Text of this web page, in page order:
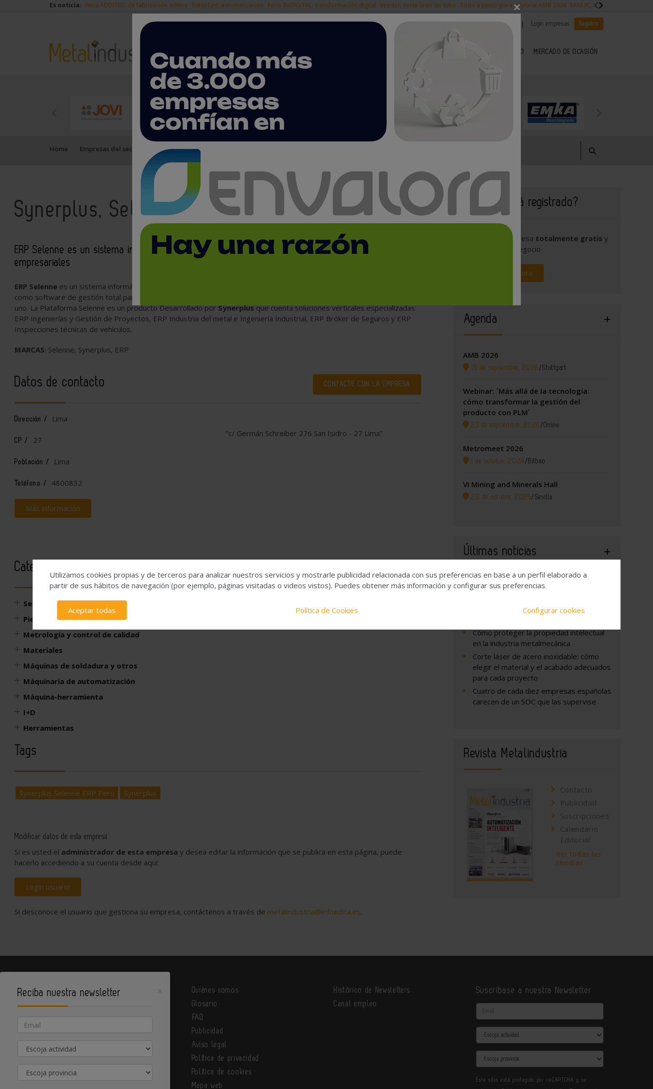
Es noticia: Feria ADDITED, de fabricación aditiva Sisteplant, automatización Feria BeDIGITAL: transformación digital Veedor, corte láser de tubo Todo a punto para celebrar AMB 2026 FANUC, colaboración con
| Es noticia | CANAL EMPLEO | Login empresas Registro
NOTICIAS PRODUCTOS EMPRESAS DEL SECTOR DEL METAL KIOSCO MERCADO DE OCASIÓN
Home Empresas del sector del metal Synerplus, Selenne ERP Perú
Synerplus, Selenne ERP Perú
ERP Selenne es un sistema informático para la gestión y planificación de los recursos
empresariales
ERP Selenne es un sistema informático para la gestión y planificación de los recursos empresariales tambien conocido
como software de gestión total para las empresas, integrando todas las áreas de negocios en un sólo sistema, todo en
uno. La Plataforma Selenne es un producto Desarrollado porSynerplusque cuenta soluciones verticales especializadas:
ERP Ingenierías y Gestión de Proyectos, ERP Industria del metal e Ingeniería Industrial, ERP Bróker de Seguros y ERP
Inspecciones técnicas de vehículos.
MARCAS: Selenne, Synerplus, ERP
Datos de contacto CONTACTE CON LA EMPRESA
Dirección / Lima
CP / 27
Población / Lima
Teléfono / 4800832
Más información
"c/ Germán Schreiber 276 San Isidro - 27 Lima"
Categorías
Servicios
Piezas, componentes y accesorios
Metrología y control de calidad
Materiales
Máquinas de soldadura y otros
Máquinaria de automatización
Máquina-herramienta
I+D
Herramientas
Tags
Synerplus Selenne ERP Perú Synerplus
Modificar datos de esta empresa
Si es usted el administrador de esta empresa y desea editar la información que se publica en esta página, puede
hacerlo accediendo a su cuenta desde aquí:
Login usuario
Si desconoce el usuario que gestiona su empresa, contáctenos a través de metalindustria@infoedita.es.
¿Aún no está registrado?
Publique su empresa totalmente gratis y
promocione su negocio
Regístrese ahora
Agenda
AMB 2026
15 de septiembre, 2026 /Stuttgart
Webinar: ´Más allá de la tecnología:
cómo transformar la gestión del
producto con PLM´
23 de septiembre, 2026 /Online
Metromeet 2026
1 de octubre, 2026 / Bilbao
VI Mining and Minerals Hall
20 de octubre, 2026/ Sevilla
Últimas noticias
Hydnum Steel obtiene un compromiso
de euros para construir la primera planta
Cómo proteger la propiedad intelectual
en la industria metalmecánica
Corte láser de acero inoxidable: cómo
elegir el material y el acabado adecuados
para cada proyecto
Cuatro de cada diez empresas españolas
carecen de un SOC que las supervise
Revista Metalindustria
Contacto
Publicidad
Suscripciones
Calendario
Editorial
Ver todas las
revistas
Contacte con nosotros
Quiénes somos
Glosario
FAQ
Publicidad
Aviso legal
Política de privacidad
Política de cookies
Mapa web
Histórico de Newsletters
Canal empleo
Suscríbase a nuestra Newsletter
Email
Actividad
Provincia
Este sitio está protegido por reCAPTCHA y se
Utilizamos cookies propias y de terceros para analizar nuestros servicios y mostrarle publicidad relacionada con sus preferencias en base a un perfil elaborado a
partir de sus hábitos de navegación (por ejemplo, páginas visitadas o videos vistos). Puedes obtener más información y configurar sus preferencias.
Aceptar todas Política de Cookies Configurar cookies
×
Reciba nuestra newsletter
Email
Actividad
Provincia